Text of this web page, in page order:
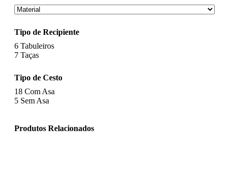
Tipo de Recipiente
6 Tabuleiros
7 Taças
Tipo de Cesto
18 Com Asa
5 Sem Asa
Produtos Relacionados